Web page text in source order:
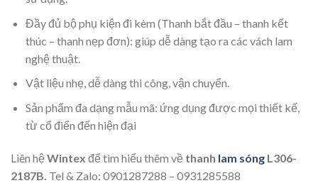
Đầy đủ bộ phụ kiện đi kèm (Thanh bắt đầu – thanh kết
thúc – thanh nẹp đơn): giúp dễ dàng tạo ra các vách lam
nghệ thuật.
Vật liệu nhẹ, dễ dàng thi công, vận chuyển.
Sản phẩm đa dạng mẫu mã: ứng dụng được mọi thiết kế,
từ cổ điển đến hiện đại
Liên hệ Wintex để tìm hiểu thêm về thanh lam sóng L306-
2187B. Tel & Zalo: 0901287288 – 0931285588